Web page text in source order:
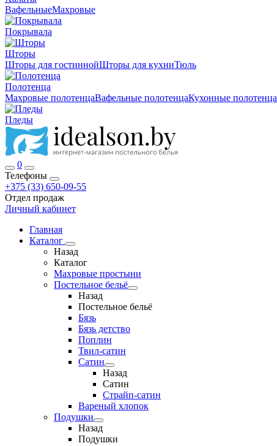
ВафельныеМахровые
Покрывала
Шторы
Шторы для гостиннойШторы для кухниТюль
Полотенца
Махровые полотенцаВафельные полотенцаКухонные полотенца
Пледы
0
Телефоны
+375 (33) 650-09-55
Отдел продаж
Личный кабинет
Главная
Каталог
Назад
Каталог
Махровые простыни
Постельное бельё
Назад
Постельное бельё
Бязь
Бязь детство
Поплин
Твил-сатин
Сатин
Назад
Сатин
Страйп-сатин
Вареный хлопок
Подушки
Назад
Подушки